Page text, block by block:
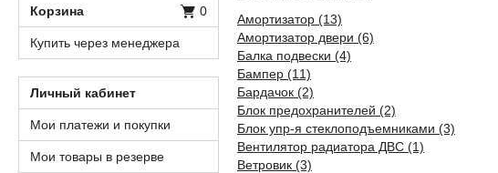
Амортизатор (13)
Амортизатор двери (6)
Балка подвески (4)
Бампер (11)
Бардачок (2)
Блок предохранителей (2)
Блок упр-я стеклоподъемниками (3)
Вентилятор радиатора ДВС (1)
Ветровик (3)
Корзина 0
Купить через менеджера
Личный кабинет
Мои платежи и покупки
Мои товары в резерве